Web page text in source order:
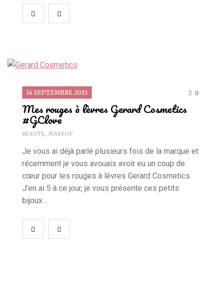
14 SEPTEMBRE 2015 0
Mes rouges à lèvres Gerard Cosmetics
#GClove
BEAUTÉ, MAKEUP
Je vous ai déjà parlé plusieurs fois de la marque et
récemment je vous avouais avoir eu un coup de
cœur pour les rouges à lèvres Gerard Cosmetics.
J’en ai 5 à ce jour, je vous présente ces petits
bijoux…